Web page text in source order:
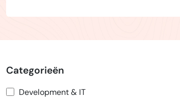
Categorieën
Development & IT